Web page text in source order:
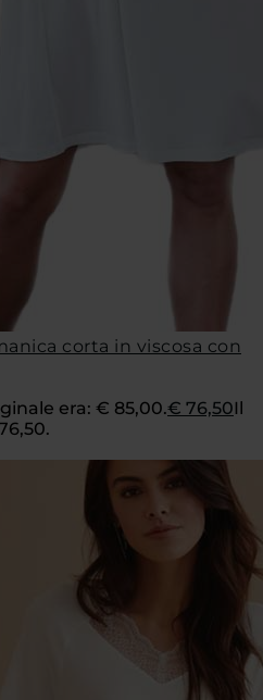
corta in viscosa con
era: € 85,00.€ 76,50Il